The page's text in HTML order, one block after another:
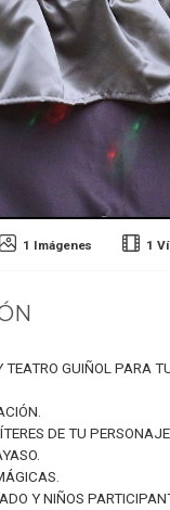
1 Imágenes 1
TEATRO GUIÑOL PARA
DE TU PERSONAJE
Y NIÑOS